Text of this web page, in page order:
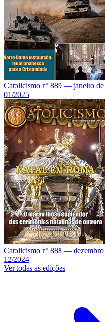
Catolicismo nº 889 — janeiro de
01/2025
Catolicismo nº 888 — dezembro
12/2024
Ver todas as edições